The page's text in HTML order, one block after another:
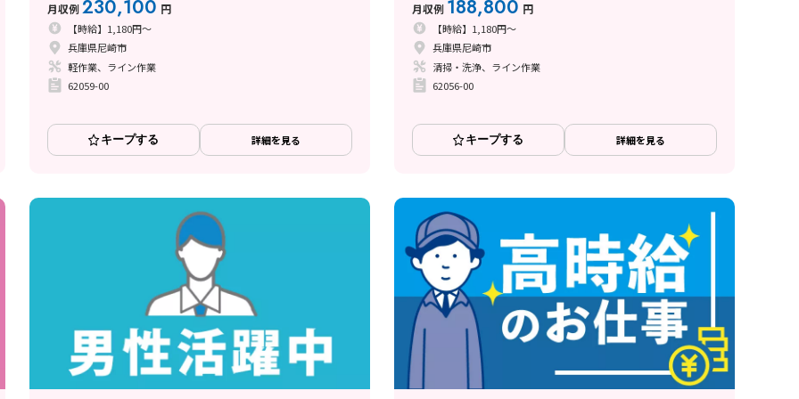
月収例230,100 円
【時給】1,180円～
兵庫県尼崎市
軽作業、ライン作業
62059-00
キープする 詳細を見る
月収例 188,800 円
【時給】1,180円～
兵庫県尼崎市
清掃・洗浄、ライン作業
62056-00
キープする 詳細を見る